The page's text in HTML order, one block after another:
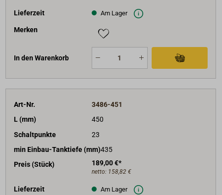
Lieferzeit Am Lager
Merken
In den Warenkorb
Art-Nr.
3486-451
L (mm)
450
Schaltpunkte
23
min Einbau-Tanktiefe (mm)435
Preis (Stück)
189,00 €*
netto: 158,82 €
Lieferzeit Am Lager